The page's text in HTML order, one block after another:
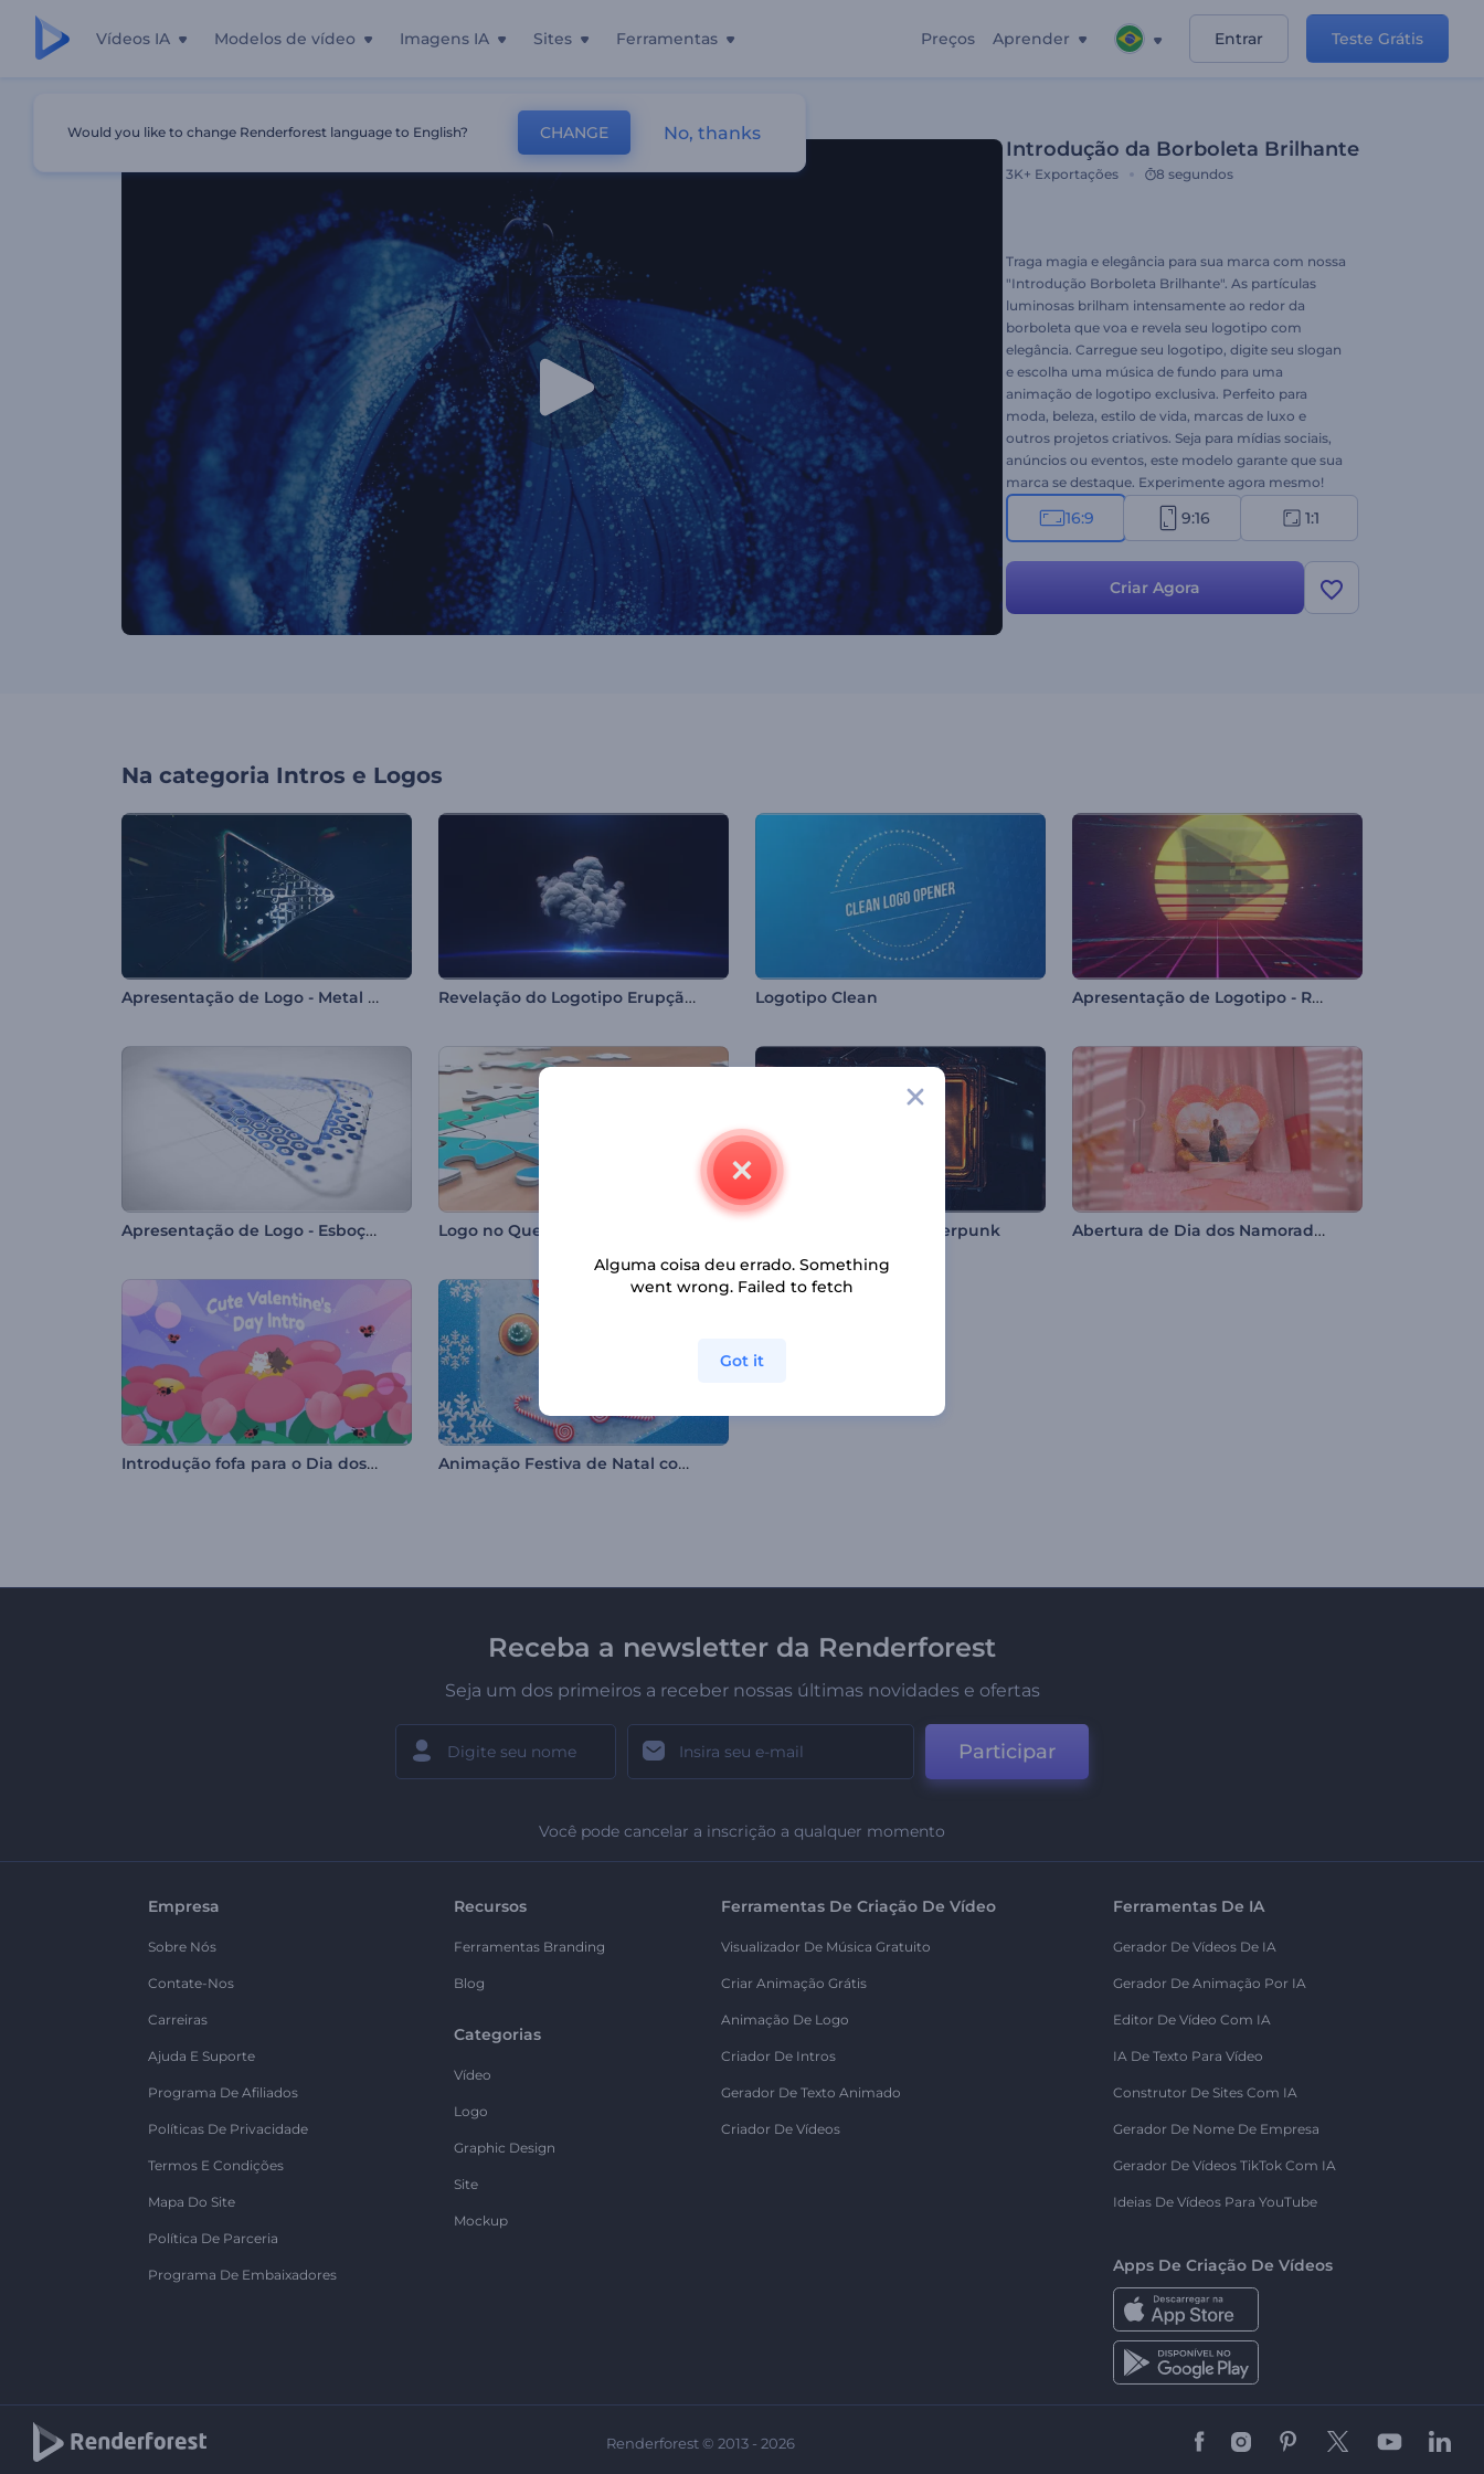
Vídeos IA Modelos de vídeo Imagens IA Sites Ferramentas Preços Aprender Entrar Teste Grátis
Introdução da Borboleta Brilhante
3K+ Exportações 8 segundos
Traga magia e elegância para sua marca com nossa
"Introdução Borboleta Brilhante". As partículas
luminosas brilham intensamente ao redor da
borboleta que voa e revela seu logotipo com
elegância. Carregue seu logotipo, digite seu slogan
e escolha uma música de fundo para uma
animação de logotipo exclusiva. Perfeito para
moda, beleza, estilo de vida, marcas de luxo e
outros projetos criativos. Seja para mídias sociais,
anúncios ou eventos, este modelo garante que sua
marca se destaque. Experimente agora mesmo!
16:9 9:16 1:1
Criar Agora
Na categoria Intros e Logos
Apresentação de Logo - Metal Líquido Revelação do Logotipo Erupção Cósmica Logotipo Clean Apresentação de Logotipo - Retrô
Apresentação de Logo - Esboço de Hexágonos Logo no Quebra-cabeça Introdução à placa cyberpunk Abertura de Dia dos Namorados
Introdução fofa para o Dia dos Namorados Animação Festiva de Natal com Pinball
Receba a newsletter da Renderforest
Seja um dos primeiros a receber nossas últimas novidades e ofertas
Participar
Você pode cancelar a inscrição a qualquer momento
Empresa
Sobre Nós
Contate-Nos
Carreiras
Ajuda E Suporte
Programa De Afiliados
Políticas De Privacidade
Termos E Condições
Mapa Do Site
Política De Parceria
Programa De Embaixadores
Recursos
Ferramentas Branding
Blog
Categorias
Vídeo
Logo
Graphic Design
Site
Mockup
Ferramentas De Criação De Vídeo
Visualizador De Música Gratuito
Criar Animação Grátis
Animação De Logo
Criador De Intros
Gerador De Texto Animado
Criador De Vídeos
Ferramentas De IA
Gerador De Vídeos De IA
Gerador De Animação Por IA
Editor De Vídeo Com IA
IA De Texto Para Vídeo
Construtor De Sites Com IA
Gerador De Nome De Empresa
Gerador De Vídeos TikTok Com IA
Ideias De Vídeos Para YouTube
Apps De Criação De Vídeos
Renderforest © 2013 - 2026
Would you like to change Renderforest language to English? CHANGE No, thanks
Alguma coisa deu errado. Something
went wrong. Failed to fetch
Got it